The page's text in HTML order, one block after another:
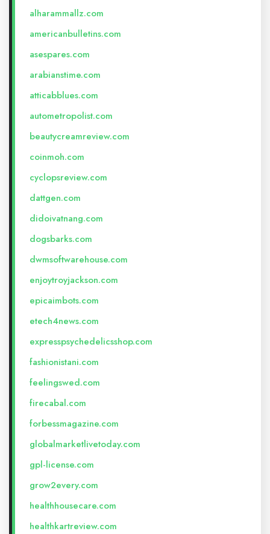
alharammallz.com
americanbulletins.com
asespares.com
arabianstime.com
atticabblues.com
autometropolist.com
beautycreamreview.com
coinmoh.com
cyclopsreview.com
dattgen.com
didoivatnang.com
dogsbarks.com
dwmsoftwarehouse.com
enjoytroyjackson.com
epicaimbots.com
etech4news.com
expresspsychedelicsshop.com
fashionistani.com
feelingswed.com
firecabal.com
forbessmagazine.com
globalmarketlivetoday.com
gpl-license.com
grow2every.com
healthhousecare.com
healthkartreview.com